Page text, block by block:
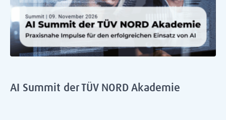
AI Summit der TÜV NORD Akademie